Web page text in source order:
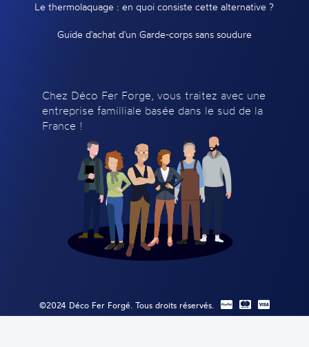
Le thermolaquage : en quoi consiste cette alternative ?
Guide d'achat d'un Garde-corps sans soudure
Chez Déco Fer Forge, vous traitez avec une
entreprise familliale basée dans le sud de la
France !
©2024 Déco Fer Forgé. Tous droits réservés.